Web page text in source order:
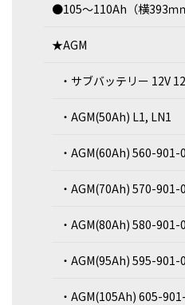
●105～110Ah（横393ｍ
★AGM
・サブバッテリー 12V
・AGM(50Ah) L1, LN1
・AGM(60Ah) 560-901-
・AGM(70Ah) 570-901-
・AGM(80Ah) 580-901-
・AGM(95Ah) 595-901-
・AGM(105Ah) 605-